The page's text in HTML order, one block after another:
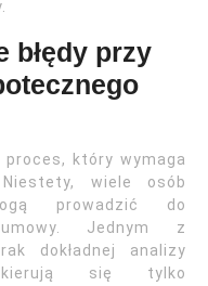
błędy przy
który wymaga
wiele osób
prowadzić do
Jednym z
dokładnej analizy
się tylko